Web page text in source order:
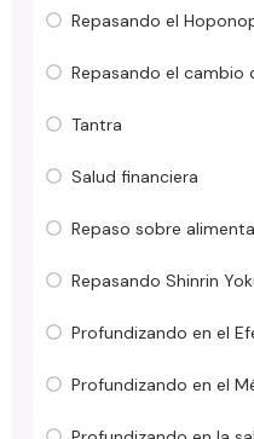
Repasando el
Repasando el cambio
Tantra
Salud financiera
Repaso sobre
Repasando Shinrin
Profundizando en el
Profundizando en el